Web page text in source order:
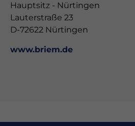
Hauptsitz - Nürtingen
Lauterstraße 23
D-72622 Nürtingen
www.briem.de